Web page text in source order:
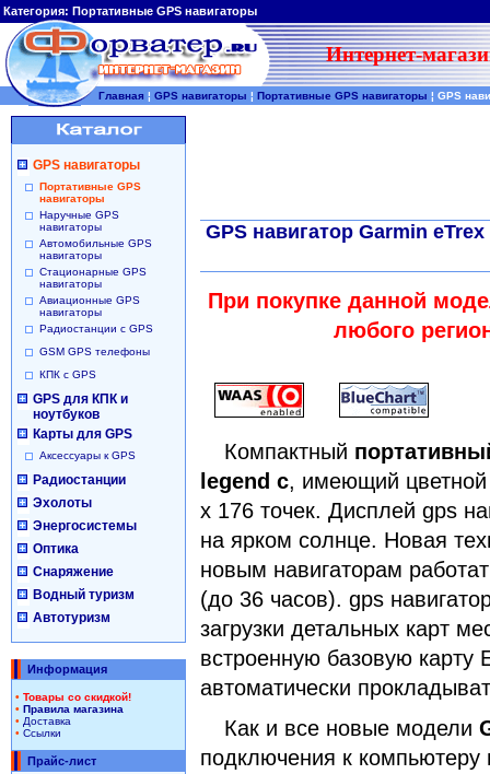
Категория: Портативные GPS навигаторы
Интернет-
Главная ¦ GPS навигаторы ¦ Портативные GPS навигаторы ¦ GPS
GPS навигаторы
Портативные GPS
навигаторы
Наручные GPS
навигаторы
Автомобильные GPS
навигаторы
Стационарные GPS
навигаторы
Авиационные GPS
навигаторы
Радиостанции с GPS
GSM GPS телефоны
КПК с GPS
GPS для КПК и
ноутбуков
Карты для GPS
Аксессуары к GPS
Радиостанции
Эхолоты
Энергосистемы
Оптика
Снаряжение
Водный туризм
Автотуризм
Информация
• Товары со скидкой!
• Правила магазина
• Доставка
• Ссылки
Прайс-лист
GPS навигатор Garmin
При покупке данной
любого
Компактный
legend c, имеющий цветной
x 176 точек. Дисплей gps
на ярком солнце. Новая
новым навигаторам
(до 36 часов). gps
загрузки детальных карт
встроенную базовую карту
автоматически
Как и все новые модели
подключения к